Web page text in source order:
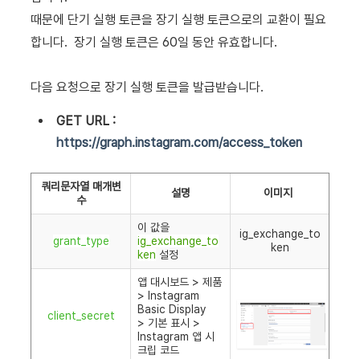
때문에 단기 실행 토큰을 장기 실행 토큰으로의 교환이 필요
합니다. 장기 실행 토큰은 60일 동안 유효합니다.
다음 요청으로 장기 실행 토큰을 발급받습니다.
GET URL :
https://graph.instagram.com/access_token
쿼리문자열 매개변
수
설명 이미지
grant_type
이 값을
ig_exchange_to
ken 설정
ig_exchange_to
ken
client_secret
앱 대시보드 > 제품
> Instagram
Basic Display
> 기본 표시 >
Instagram 앱 시
크립 코드